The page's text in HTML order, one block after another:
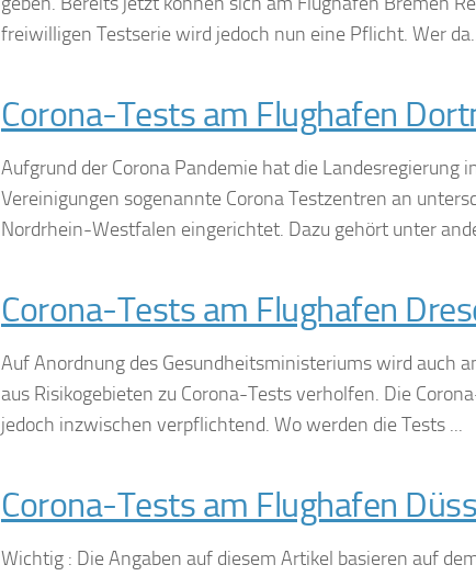
freiwilligen Testserie wird jedoch nun eine Pflicht. Wer
Corona-Tests am Flughafen
Aufgrund der Corona Pandemie hat die Landesregierung
Vereinigungen sogenannte Corona Testzentren an
Nordrhein-Westfalen eingerichtet. Dazu gehört unter
Corona-Tests am Flughafen
Auf Anordnung des Gesundheitsministeriums wird auch
aus Risikogebieten zu Corona-Tests verholfen. Die
jedoch inzwischen verpflichtend. Wo werden die Tests ...
Corona-Tests am Flughafen
Wichtig : Die Angaben auf diesem Artikel basieren auf